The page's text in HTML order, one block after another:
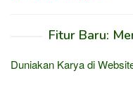
Fitur Baru:
Duniakan Karya di